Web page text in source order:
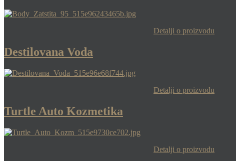
Detalji o proizvodu
Destilovana Voda
Detalji o proizvodu
Turtle Auto Kozmetika
Detalji o proizvodu